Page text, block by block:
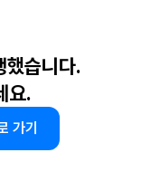
했습니다.
요.
가기